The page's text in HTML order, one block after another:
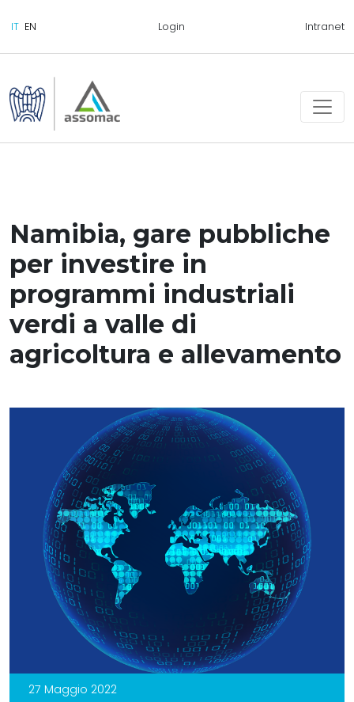
Login Intranet
Namibia, gare pubbliche
per investire in
programmi industriali
verdi a valle di
agricoltura e allevamento
27 Maggio 2022